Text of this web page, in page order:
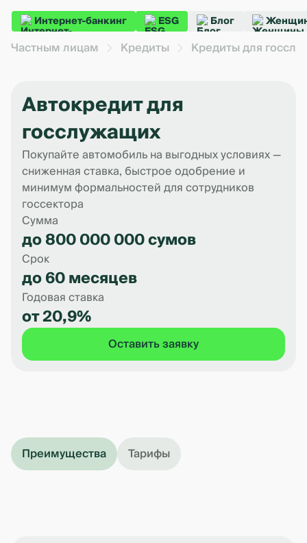
Интернет-банкинг ESG Блог
Частным лицам Кредиты Кредиты для
Автокредит для
госслужащих
Покупайте автомобиль на выгодных условиях —
сниженная ставка, быстрое одобрение и
минимум формальностей для сотрудников
госсектора
Сумма
до 800 000 000 сумов
Срок
до 60 месяцев
Годовая ставка
от 20,9%
Оставить заявку
Преимущества Тарифы